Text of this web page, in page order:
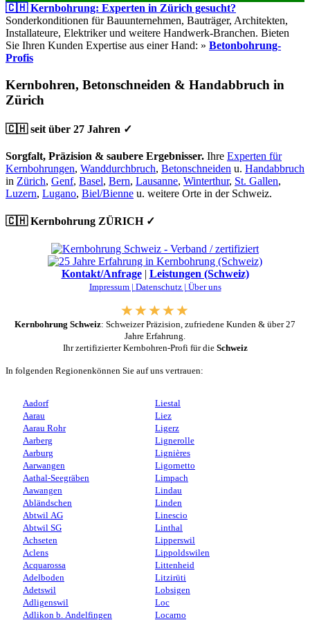
🇨🇭 Kernbohrung: Experten in Zürich gesucht?
Sonderkonditionen für Bauunternehmen, Bauträger, Architekten,
Installateure, Elektriker und weitere Handwerk-Branchen. Bieten
Sie Ihren Kunden Expertise aus einer Hand: » Betonbohrung-
Profis
Kernbohren, Betonschneiden & Handabbruch in
Zürich
🇨🇭 seit über 27 Jahren ✓
Sorgfalt, Präzision & saubere Ergebnisser. Ihre Experten für
Kernbohrungen, Wanddurchbruch, Betonschneiden u. Handabbruch
in Zürich, Genf, Basel, Bern, Lausanne, Winterthur, St. Gallen,
Luzern, Lugano, Biel/Bienne u. weitere Orte in der Schweiz.
🇨🇭 Kernbohrung ZÜRICH ✓
Kontakt/Anfrage| Leistungen (Schweiz)
Impressum | Datenschutz | Über uns
Kernbohrung Schweiz: Schweizer Präzision, zufriedene Kunden & über 27
Jahre Erfahrung.
Ihr zertifizierter Kernbohren-Profi für die Schweiz
In folgenden Regionenkönnen Sie auf uns vertrauen:
Aadorf
Aarau
Aarau Rohr
Aarberg
Aarburg
Aarwangen
Aathal-Seegräben
Aawangen
Abländschen
Abtwil AG
Abtwil SG
Achseten
Aclens
Acquarossa
Adelboden
Adetswil
Adligenswil
Adlikon b. Andelfingen
Liestal
Liez
Ligerz
Lignerolle
Lignières
Ligornetto
Limpach
Lindau
Linden
Linescio
Linthal
Lipperswil
Lippoldswilen
Littenheid
Litzirüti
Lobsigen
Loc
Locarno